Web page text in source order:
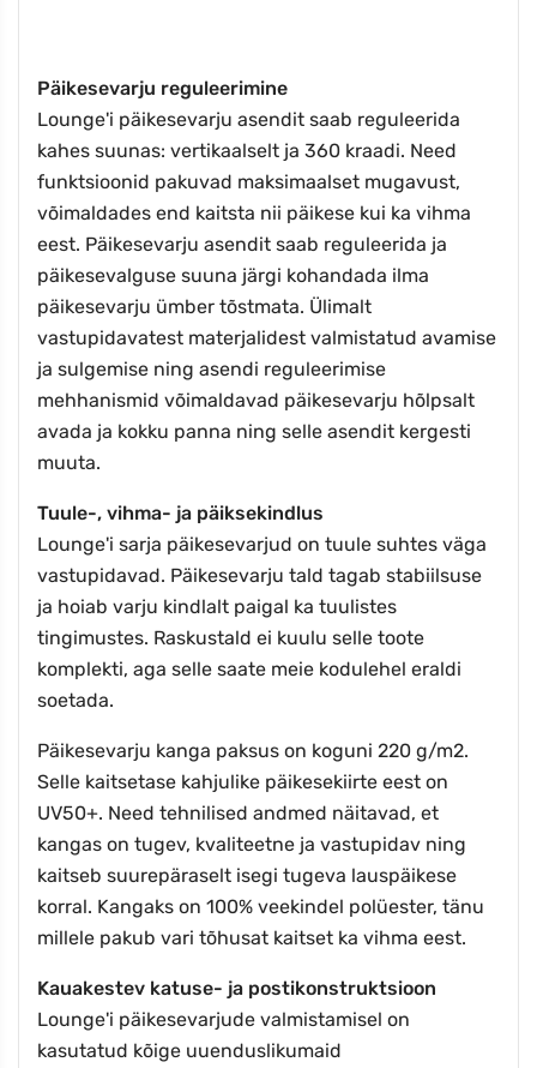
Päikesevarju reguleerimine
Lounge'i päikesevarju asendit saab reguleerida
kahes suunas: vertikaalselt ja 360 kraadi. Need
funktsioonid pakuvad maksimaalset mugavust,
võimaldades end kaitsta nii päikese kui ka vihma
eest. Päikesevarju asendit saab reguleerida ja
päikesevalguse suuna järgi kohandada ilma
päikesevarju ümber tõstmata. Ülimalt
vastupidavatest materjalidest valmistatud avamise
ja sulgemise ning asendi reguleerimise
mehhanismid võimaldavad päikesevarju hõlpsalt
avada ja kokku panna ning selle asendit kergesti
muuta.
Tuule-, vihma- ja päiksekindlus
Lounge'i sarja päikesevarjud on tuule suhtes väga
vastupidavad. Päikesevarju tald tagab stabiilsuse
ja hoiab varju kindlalt paigal ka tuulistes
tingimustes. Raskustald ei kuulu selle toote
komplekti, aga selle saate meie kodulehel eraldi
soetada.
Päikesevarju kanga paksus on koguni 220 g/m2.
Selle kaitsetase kahjulike päikesekiirte eest on
UV50+. Need tehnilised andmed näitavad, et
kangas on tugev, kvaliteetne ja vastupidav ning
kaitseb suurepäraselt isegi tugeva lauspäikese
korral. Kangaks on 100% veekindel polüester, tänu
millele pakub vari tõhusat kaitset ka vihma eest.
Kauakestev katuse- ja postikonstruktsioon
Lounge'i päikesevarjude valmistamisel on
kasutatud kõige uuenduslikumaid